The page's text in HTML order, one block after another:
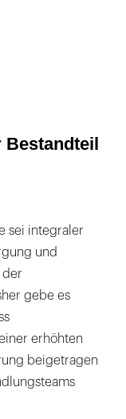
Bestandteil
sei integraler
und
der
gebe es
erhöhten
beigetragen